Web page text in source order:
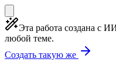
Эта работа создана с
любой теме.
Создать такую же